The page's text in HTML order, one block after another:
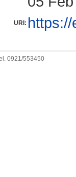
URI:
0921/553450